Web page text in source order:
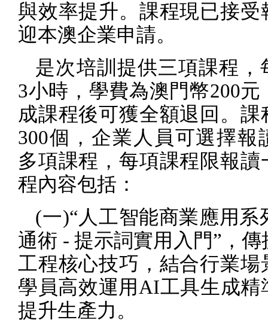
與效率提升。課程現已接受
迎本澳企業申請。
是次培訓提供三項課程，
3小時，學費為澳門幣200元
成課程後可獲全額退回。課
300個，企業人員可選擇報
多項課程，每項課程限報讀
程內容包括：
(一)“人工智能商業應用系
通術 - 提示詞實用入門”，傳
工程核心技巧，結合行業場
學員高效運用 AI工具生成精
提升生產力。